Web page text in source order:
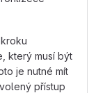
který musí být
je nutné mít
přístup